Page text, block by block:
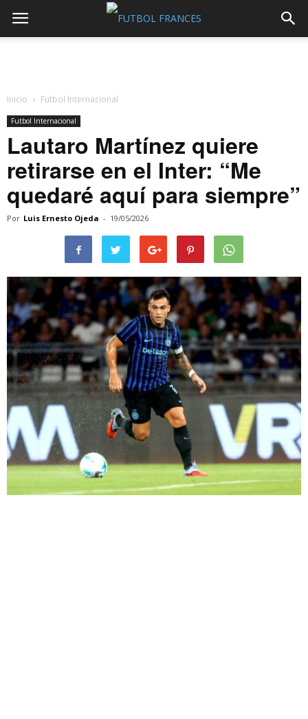
Inicio Futbol Internacional
Futbol Internacional
Lautaro Martínez quiere
retirarse en el Inter: “Me
quedaré aquí para siempre”
Por Luis Ernesto Ojeda - 19/05/2026